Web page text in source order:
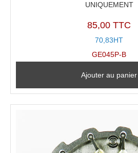
UNIQUEMENT
85,00 TTC
70,83HT
GE045P-B
Ajouter au panier